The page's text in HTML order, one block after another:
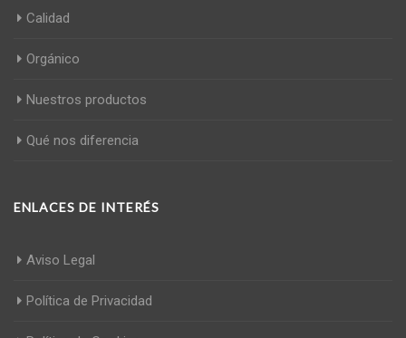
Calidad
Orgánico
Nuestros productos
Qué nos diferencia
ENLACES DE INTERÉS
Aviso Legal
Política de Privacidad